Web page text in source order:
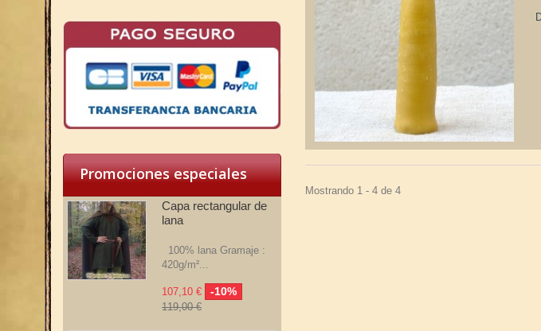
Promociones especiales
Capa rectangular de
lana
100% lana Gramaje :
420g/m²...
107,10 € -10%
119,00 €
Mostrando 1 - 4 de 4